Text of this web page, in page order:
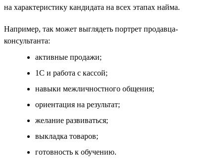
на характеристику кандидата на всех этапах найма.
Например, так может выглядеть портрет продавца-
консультанта:
активные продажи;
1С и работа с кассой;
навыки межличностного общения;
ориентация на результат;
желание развиваться;
выкладка товаров;
готовность к обучению.